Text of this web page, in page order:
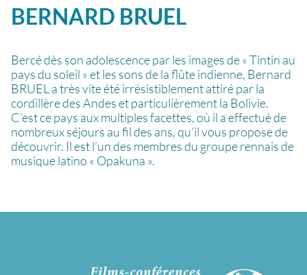
BERNARD BRUEL
Bercé dès son adolescence par les images de « Tintin au
pays du soleil » et les sons de la flûte indienne, Bernard
BRUEL a très vite été irrésistiblement attiré par la
cordillère des Andes et particulièrement la Bolivie.
C’est ce pays aux multiples facettes, où il a effectué de
nombreux séjours au fil des ans, qu’il vous propose de
découvrir. Il est l’un des membres du groupe rennais de
musique latino « Opakuna ».